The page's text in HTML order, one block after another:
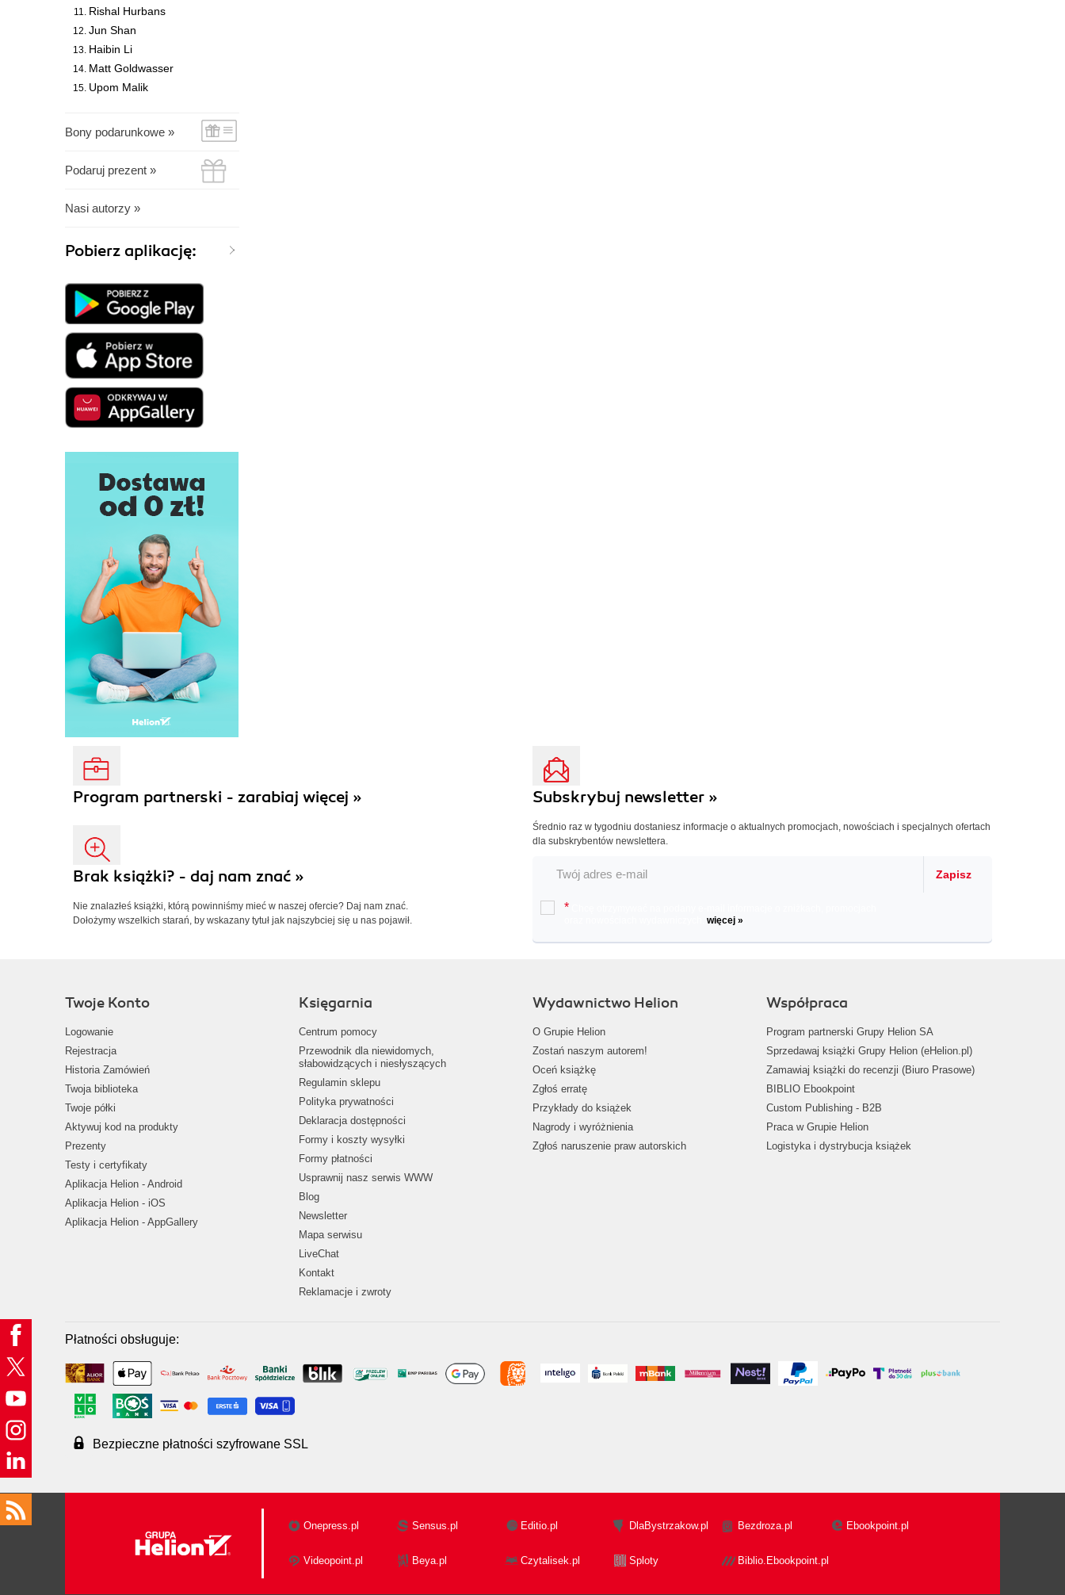
Rishal Hurbans
Jun Shan
Haibin Li
Matt Goldwasser
Upom Malik
Bony podarunkowe »
Podaruj prezent »
Nasi autorzy »
Pobierz aplikację:
Program partnerski - zarabiaj więcej »
Brak książki? - daj nam znać »
Nie znalazłeś książki, którą powinniśmy mieć w naszej ofercie? Daj nam znać.
Dołożymy wszelkich starań, by wskazany tytuł jak najszybciej się u nas pojawił.
Subskrybuj newsletter »
Średnio raz w tygodniu dostaniesz informacje o aktualnych promocjach, nowościach i specjalnych ofertach
dla subskrybentów newslettera.
Zapisz
*
więcej »
Twoje Konto
Logowanie
Rejestracja
Historia Zamówień
Twoja biblioteka
Twoje półki
Aktywuj kod na produkty
Prezenty
Testy i certyfikaty
Aplikacja Helion - Android
Aplikacja Helion - iOS
Aplikacja Helion - AppGallery
Księgarnia
Centrum pomocy
Przewodnik dla niewidomych,
słabowidzących i niesłyszących
Regulamin sklepu
Polityka prywatności
Deklaracja dostępności
Formy i koszty wysyłki
Formy płatności
Usprawnij nasz serwis WWW
Blog
Newsletter
Mapa serwisu
LiveChat
Kontakt
Reklamacje i zwroty
Wydawnictwo Helion
O Grupie Helion
Zostań naszym autorem!
Oceń książkę
Zgłoś erratę
Przykłady do książek
Nagrody i wyróżnienia
Zgłoś naruszenie praw autorskich
Współpraca
Program partnerski Grupy Helion SA
Sprzedawaj książki Grupy Helion (eHelion.pl)
Zamawiaj książki do recenzji (Biuro Prasowe)
BIBLIO Ebookpoint
Custom Publishing - B2B
Praca w Grupie Helion
Logistyka i dystrybucja książek
Płatności obsługuje:
Bezpieczne płatności szyfrowane SSL
Onepress.pl Sensus.pl Editio.pl DlaBystrzakow.pl Bezdroza.pl Ebookpoint.pl
Videopoint.pl Beya.pl Czytalisek.pl Sploty Biblio.Ebookpoint.pl